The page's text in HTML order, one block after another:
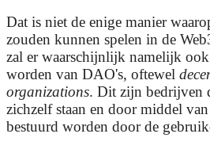
Dat is niet de enige manier
zouden kunnen spelen in de
zal er waarschijnlijk namelijk
worden van DAO's, oftewel
organizations. Dit zijn bedrijven
zichzelf staan en door middel
bestuurd worden door de